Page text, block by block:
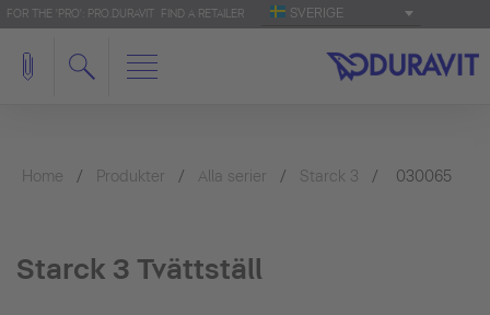
FOR THE 'PRO': PRO.DURAVIT FIND A RETAILER SVERIGE
Home Produkter Alla serier Starck 3 030065
Starck 3 Tvättställ